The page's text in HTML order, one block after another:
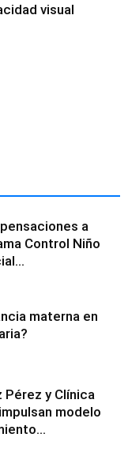
visual
a
Control Niño
materna en
Pérez y Clínica
modelo